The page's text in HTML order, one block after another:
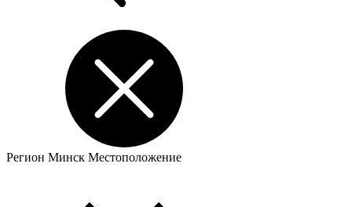
Регион Минск Местоположение